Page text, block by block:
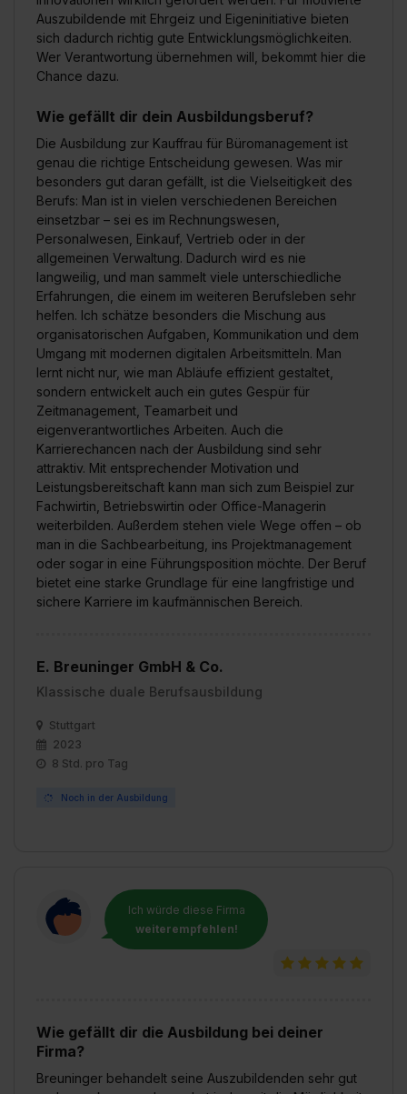
Wirkung für die Zukunft ganz oder teilweise über unsere
Datenschutzerklärung unter dem Punkt „Datenschutz-
Einstellungen“ widerrufen. Weitere Informationen zu den
einzelnen Cookies findest du durch Klick auf „Details
zeigen“. Weitere Informationen:
Datenschutzerklärung
Impressum
Auszubildende mit Ehrgeiz und Eigeninitiative bieten
sich dadurch richtig gute Entwicklungsmöglichkeiten.
Wer Verantwortung übernehmen will, bekommt hier die
Chance dazu.
Wie gefällt dir dein Ausbildungsberuf?
Die Ausbildung zur Kauffrau für Büromanagement ist
genau die richtige Entscheidung gewesen. Was mir
besonders gut daran gefällt, ist die Vielseitigkeit des
Berufs: Man ist in vielen verschiedenen Bereichen
einsetzbar – sei es im Rechnungswesen,
Personalwesen, Einkauf, Vertrieb oder in der
allgemeinen Verwaltung. Dadurch wird es nie
langweilig, und man sammelt viele unterschiedliche
Erfahrungen, die einem im weiteren Berufsleben sehr
helfen. Ich schätze besonders die Mischung aus
organisatorischen Aufgaben, Kommunikation und dem
Umgang mit modernen digitalen Arbeitsmitteln. Man
lernt nicht nur, wie man Abläufe effizient gestaltet,
sondern entwickelt auch ein gutes Gespür für
Zeitmanagement, Teamarbeit und
eigenverantwortliches Arbeiten. Auch die
Karrierechancen nach der Ausbildung sind sehr
attraktiv. Mit entsprechender Motivation und
Leistungsbereitschaft kann man sich zum Beispiel zur
Fachwirtin, Betriebswirtin oder Office-Managerin
weiterbilden. Außerdem stehen viele Wege offen – ob
man in die Sachbearbeitung, ins Projektmanagement
oder sogar in eine Führungsposition möchte. Der Beruf
bietet eine starke Grundlage für eine langfristige und
sichere Karriere im kaufmännischen Bereich.
E. Breuninger GmbH & Co.
Klassische duale Berufsausbildung
Stuttgart
2023
8 Std. pro Tag
Noch in der Ausbildung
Ich würde diese Firma
weiterempfehlen!
Wie gefällt dir die Ausbildung bei deiner
Firma?
Breuninger behandelt seine Auszubildenden sehr gut